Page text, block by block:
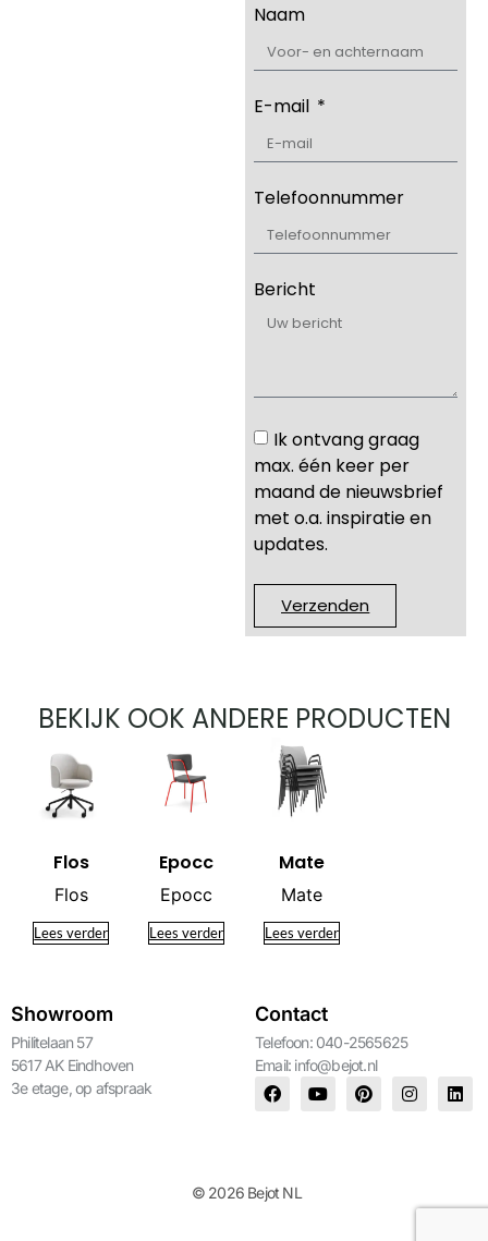
Naam
E-mail
Telefoonnummer
Bericht
Ik ontvang graag
max. één keer per
maand de nieuwsbrief
met o.a. inspiratie en
updates.
Verzenden
BEKIJK OOK ANDERE PRODUCTEN
Flos
Flos
Lees verder
Epocc
Epocc
Lees verder
Mate
Mate
Lees verder
Showroom
Philitelaan 57
5617 AK Eindhoven
3e etage, op afspraak
Contact
Telefoon: 040-2565625
Email: info@bejot.nl
© 2026 Bejot NL